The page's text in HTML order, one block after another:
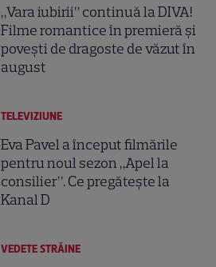
„Vara iubirii” continuă la DIVA!
Filme romantice în premieră și
povești de dragoste de văzut în
august
TELEVIZIUNE
Eva Pavel a început filmările
pentru noul sezon „Apel la
consilier”. Ce pregătește la
Kanal D
VEDETE STRĂINE